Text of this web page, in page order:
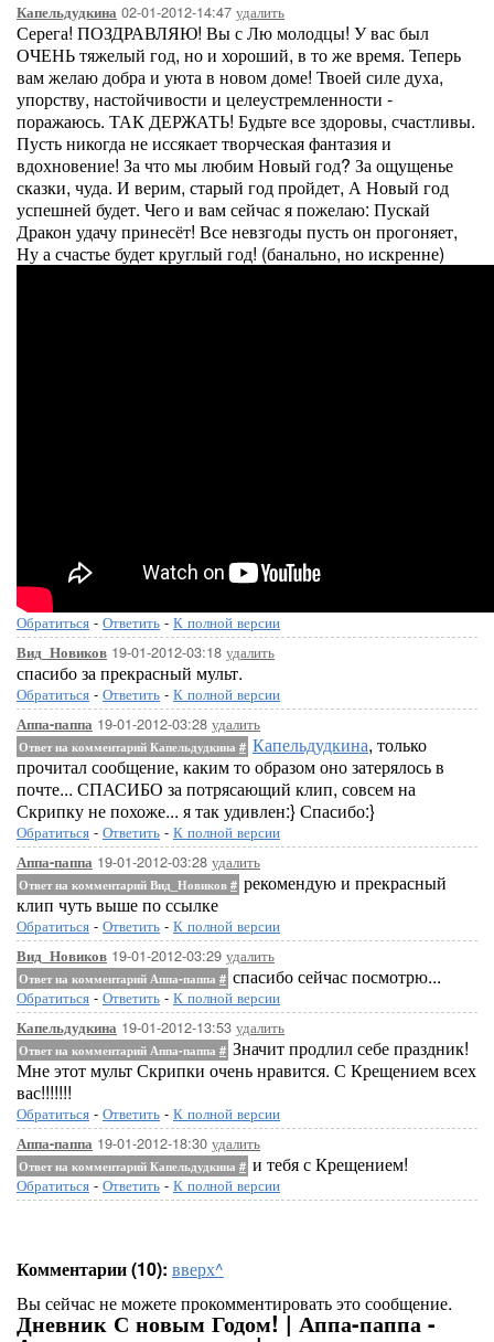
Капельдудкина 02-01-2012-14:47 удалить
Серега! ПОЗДРАВЛЯЮ! Вы с Лю молодцы! У вас был
ОЧЕНЬ тяжелый год, но и хороший, в то же время. Теперь
вам желаю добра и уюта в новом доме! Твоей силе духа,
упорству, настойчивости и целеустремленности -
поражаюсь. ТАК ДЕРЖАТЬ! Будьте все здоровы, счастливы.
Пусть никогда не иссякает творческая фантазия и
вдохновение! За что мы любим Новый год? За ощущенье
сказки, чуда. И верим, старый год пройдет, А Новый год
успешней будет. Чего и вам сейчас я пожелаю: Пускай
Дракон удачу принесёт! Все невзгоды пусть он прогоняет,
Ну а счастье будет круглый год! (банально, но искренне)
Обратиться - Ответить - К полной версии
Вид_Новиков 19-01-2012-03:18 удалить
спасибо за прекрасный мульт.
Обратиться - Ответить - К полной версии
Аппа-паппа 19-01-2012-03:28 удалить
Ответ на комментарий Капельдудкина # Капельдудкина, только
прочитал сообщение, каким то образом оно затерялось в
почте... СПАСИБО за потрясающий клип, совсем на
Скрипку не похоже... я так удивлен:} Спасибо:}
Обратиться - Ответить - К полной версии
Аппа-паппа 19-01-2012-03:28 удалить
Ответ на комментарий Вид_Новиков # рекомендую и прекрасный
клип чуть выше по ссылке
Обратиться - Ответить - К полной версии
Вид_Новиков 19-01-2012-03:29 удалить
Ответ на комментарий Аппа-паппа # спасибо сейчас посмотрю...
Обратиться - Ответить - К полной версии
Капельдудкина 19-01-2012-13:53 удалить
Ответ на комментарий Аппа-паппа # Значит продлил себе праздник!
Мне этот мульт Скрипки очень нравится. С Крещением всех
вас!!!!!!!
Обратиться - Ответить - К полной версии
Аппа-паппа 19-01-2012-18:30 удалить
Ответ на комментарий Капельдудкина # и тебя с Крещением!
Обратиться - Ответить - К полной версии
Комментарии (10): вверх^
Вы сейчас не можете прокомментировать это сообщение.
Дневник С новым Годом! | Аппа-паппа -